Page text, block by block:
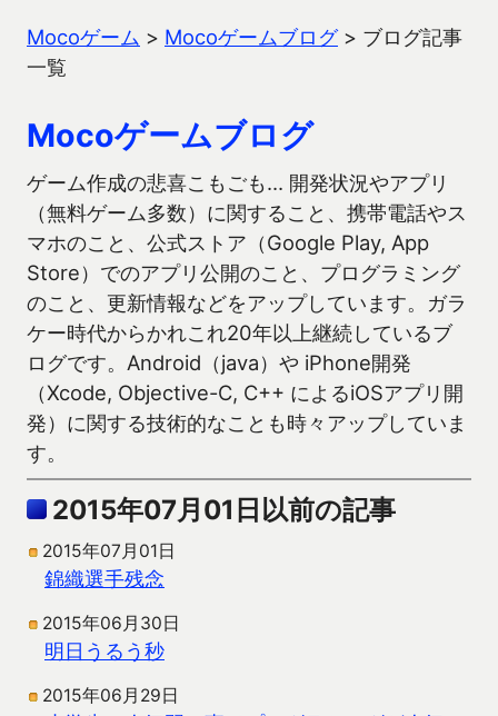
Mocoゲーム > Mocoゲームブログ> ブログ記事
一覧
Mocoゲームブログ
ゲーム作成の悲喜こもごも… 開発状況やアプリ
（無料ゲーム多数）に関すること、携帯電話やス
マホのこと、公式ストア（Google Play, App
Store）でのアプリ公開のこと、プログラミング
のこと、更新情報などをアップしています。ガラ
ケー時代からかれこれ20年以上継続しているブ
ログです。Android（java）や iPhone開発
（Xcode, Objective-C, C++ によるiOSアプリ開
発）に関する技術的なことも時々アップしていま
す。
2015年07月01日以前の記事
2015年07月01日
錦織選手残念
2015年06月30日
明日うるう秒
2015年06月29日